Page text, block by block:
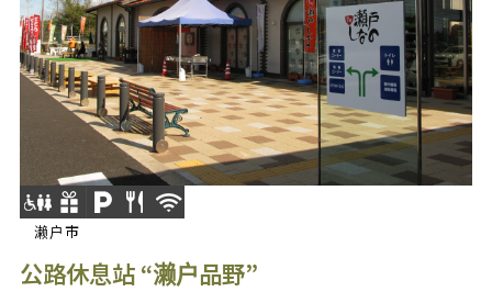
濑户市
公路休息站 “濑户品野”